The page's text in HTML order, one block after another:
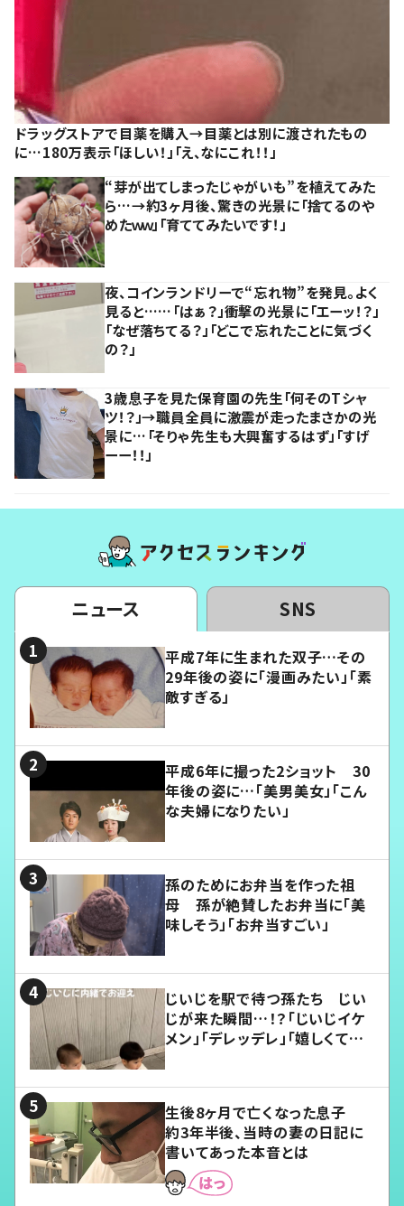
ドラッグストアで目薬を購入→目薬とは別に渡されたもの
に…180万表示「ほしい！」「え、なにこれ！！」
“芽が出てしまったじゃがいも”を植えてみた
ら…→約3ヶ月後、驚きの光景に「捨てるのや
めたｗｗ」「育ててみたいです！」
夜、コインランドリーで“忘れ物”を発見。よく
見ると……「はぁ？」衝撃の光景に「エーッ！？」
「なぜ落ちてる？」「どこで忘れたことに気づく
の？」
3歳息子を見た保育園の先生「何そのTシャ
ツ！？」→職員全員に激震が走ったまさかの光
景に…「そりゃ先生も大興奮するはず」「すげ
ーー！！」
ニュース SNS
平成7年に生まれた双子…その
29年後の姿に「漫画みたい」「素
敵すぎる」
平成6年に撮った2ショット 30
年後の姿に…「美男美女」「こん
な夫婦になりたい」
孫のためにお弁当を作った祖
母 孫が絶賛したお弁当に「美
味しそう」「お弁当すごい」
じいじを駅で待つ孫たち じい
じが来た瞬間…！？「じいじイケ
メン」「デレッデレ」「嬉しくて可
生後8ヶ月で亡くなった息子
約3年半後、当時の妻の日記に
書いてあった本音とは